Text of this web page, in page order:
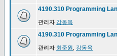
4190.310 Programming
관리자 강동옥
4190.310 Programming
관리자 최준원 강동옥